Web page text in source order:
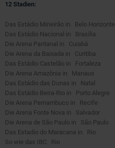
12 Stadien:
Das Estádio Mineirão in Belo Horizonte
Das Estádio Nacional in Brasília
Die Arena Pantanal in Cuiabá
Die Arena da Baixada in Curitiba
Das Estádio Castelão in Fortaleza
Die Arena Amazônia in Manaus
Das Estádio das Dunas in Natal
Das Estádio Beira-Rio in Porto Alegre
Die Arena Pernambuco in Recife
Die Arena Fonte Nova in Salvador
Die Arena de São Paulo in São Paulo
Das Estadio do Maracana in Rio
So wie das IBC Rio